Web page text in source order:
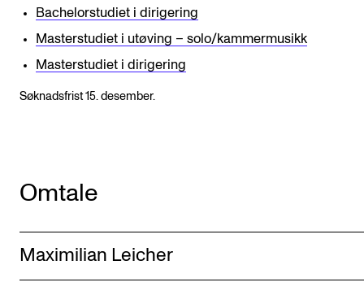
Bachelorstudiet i dirigering
Masterstudiet i utøving – solo/kammermusikk
Masterstudiet i dirigering
Søknadsfrist 15. desember.
Omtale
Maximilian Leicher